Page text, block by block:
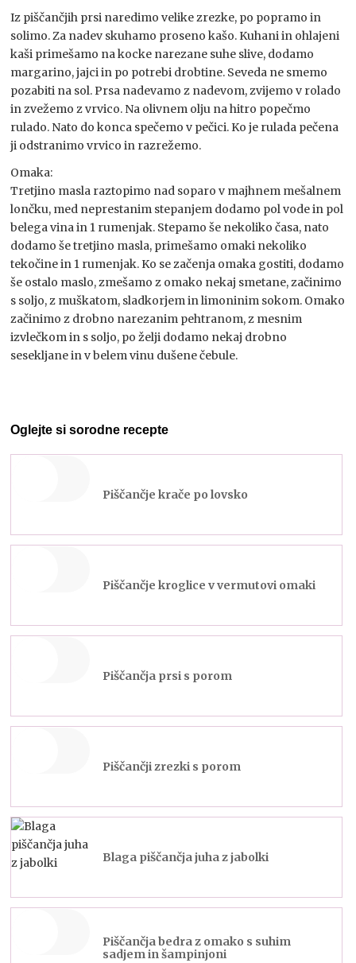
Iz piščančjih prsi naredimo velike zrezke, po popramo in
solimo. Za nadev skuhamo proseno kašo. Kuhani in ohlajeni
kaši primešamo na kocke narezane suhe slive, dodamo
margarino, jajci in po potrebi drobtine. Seveda ne smemo
pozabiti na sol. Prsa nadevamo z nadevom, zvijemo v rolado
in zvežemo z vrvico. Na olivnem olju na hitro popečmo
rulado. Nato do konca spečemo v pečici. Ko je rulada pečena
ji odstranimo vrvico in razrežemo.
Omaka:
Tretjino masla raztopimo nad soparo v majhnem mešalnem
lončku, med neprestanim stepanjem dodamo pol vode in pol
belega vina in 1 rumenjak. Stepamo še nekoliko časa, nato
dodamo še tretjino masla, primešamo omaki nekoliko
tekočine in 1 rumenjak. Ko se začenja omaka gostiti, dodamo
še ostalo maslo, zmešamo z omako nekaj smetane, začinimo
s soljo, z muškatom, sladkorjem in limoninim sokom. Omako
začinimo z drobno narezanim pehtranom, z mesnim
izvlečkom in s soljo, po želji dodamo nekaj drobno
sesekljane in v belem vinu dušene čebule.
Oglejte si sorodne recepte
Piščančje krače po lovsko
Piščančje kroglice v vermutovi omaki
Piščančja prsi s porom
Piščančji zrezki s porom
Blaga piščančja juha z jabolki
Piščančja bedra z omako s suhim
sadjem in šampinjoni